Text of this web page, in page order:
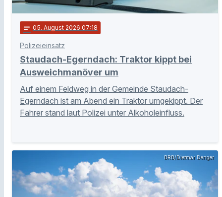
notes 05. August 2026 07:18
Polizeieinsatz
Staudach-Egerndach: Traktor kippt bei
Ausweichmanöver um
Auf einem Feldweg in der Gemeinde Staudach-
Egerndach ist am Abend ein Traktor umgekippt. Der
Fahrer stand laut Polizei unter Alkoholeinfluss.
BRB/Dietmar Denger